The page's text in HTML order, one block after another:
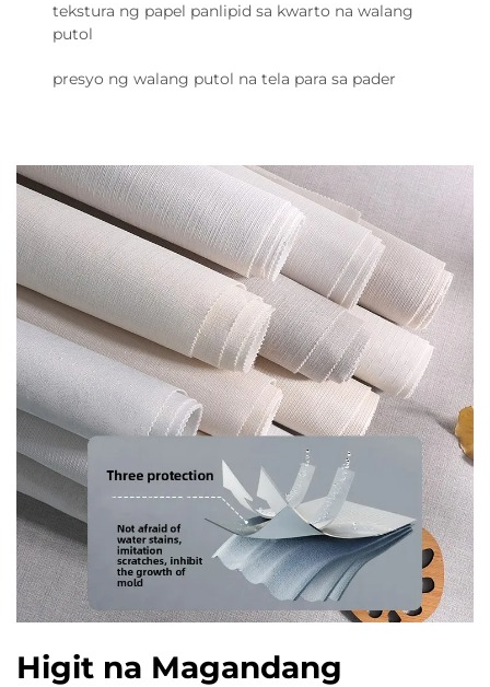
tekstura ng papel panlipid sa kwarto na walang
putol
presyo ng walang putol na tela para sa pader
Higit na Magandang